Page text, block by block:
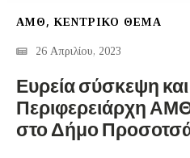
ΑΜΘ ,ΚΕΝΤΡΙΚΟ ΘΕΜΑ
26 Απριλίου, 2023
Ευρεία σύσκεψη
Περιφερειάρχη
στο Δήμο